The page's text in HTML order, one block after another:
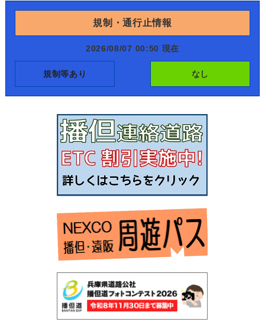
規制・通行止情報
2026/08/07 00:50 現在
規制等あり なし